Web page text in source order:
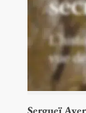
Sergueï